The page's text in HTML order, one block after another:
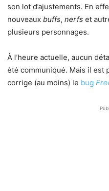
son lot d’ajustements. En
nouveaux buffs, nerfs et
plusieurs personnages.
À l’heure actuelle, aucun
été communiqué. Mais il est
corrige (au moins) le bug